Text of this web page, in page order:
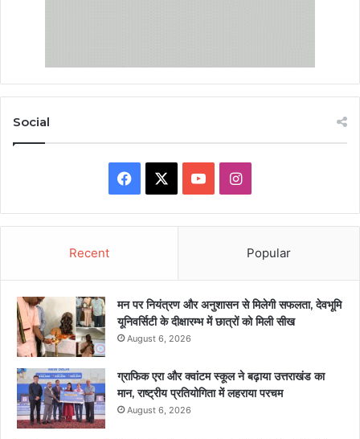
Social
Facebook YouTubeInstagram
Recent Popular
मन पर नियंत्रण और अनुशासन से मिलेगी सफलता, देवभूमि
यूनिवर्सिटी के दीक्षारम्भ में छात्रों को मिली सीख
August 6, 2026
ग्राफिक एरा और क्वांटम स्कूल ने बढ़ाया उत्तराखंड का
मान, राष्ट्रीय प्रतियोगिता में लहराया परचम
August 6, 2026